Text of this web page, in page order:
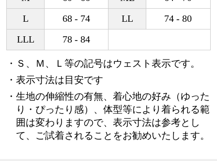
L 68 - 74 LL 74 - 80
LLL 78 - 84
・Ｓ、Ｍ、Ｌ等の記号はウェスト表示です。
・表示寸法は目安です
・生地の伸縮性の有無、着心地の好み（ゆった
り・ぴったり感）、体型等により着られる範
囲は変わりますので、表示寸法は参考とし
て、ご試着されることをお勧めいたします。